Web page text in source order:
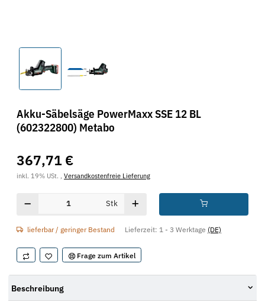
Akku-Säbelsäge PowerMaxx SSE 12 BL
(602322800) Metabo
367,71 €
inkl. 19% USt. , Versandkostenfreie Lieferung
Stk
lieferbar / geringer Bestand Lieferzeit: 1 - 3 Werktage (DE)
Frage zum Artikel
Beschreibung